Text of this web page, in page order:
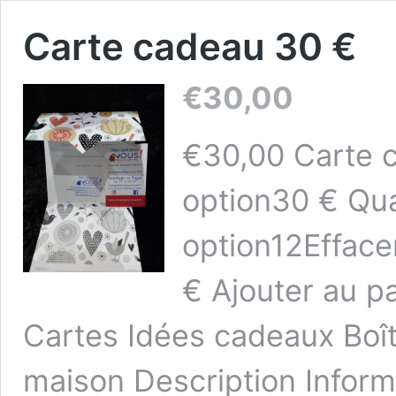
Carte cadeau 30 €
€30,00
€30,00 Carte
option30 €
€ Ajouter au
Cartes Idées cadeaux
maison Description